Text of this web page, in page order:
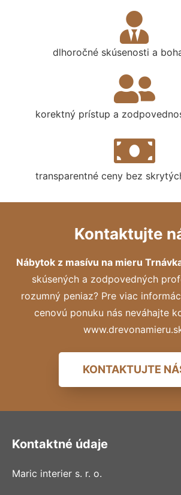
dlhoročné skúsenosti a
korektný prístup a
transparentné ceny bez
Kontaktujte
Nábytok z masívu na mieru
skúsených a zodpovedných
rozumný peniaz? Pre viac
cenovú ponuku nás neváhajte
KONTAKTUJTE
Kontaktné údaje
Maric interier s. r. o.